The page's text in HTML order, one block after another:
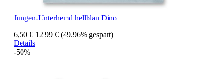
Jungen-Unterhemd hellblau Dino
6,50 € 12,99 € (49.96% gespart)
Details
-50%